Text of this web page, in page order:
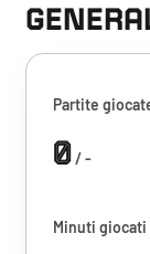
Partite
0/ -
Minuti giocati